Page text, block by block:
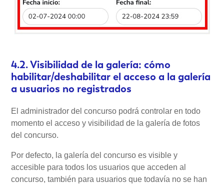
4.2. Visibilidad de la galería: cómo
habilitar/deshabilitar el acceso a la galería
a usuarios no registrados
El administrador del concurso podrá controlar en todo
momento el acceso y visibilidad de la galería de fotos
del concurso.
Por defecto, la galería del concurso es visible y
accesible para todos los usuarios que acceden al
concurso, también para usuarios que todavía no se han